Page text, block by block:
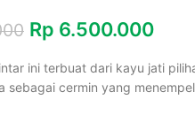
Rp 6.500.000
ini terbuat dari kayu jati
sebagai cermin yang